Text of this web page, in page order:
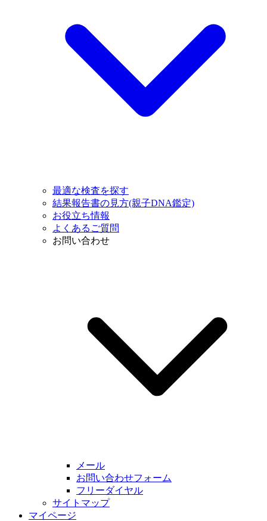
最適な検査を探す
結果報告書の見方(親子DNA鑑定)
お役立ち情報
よくあるご質問
お問い合わせ
メール
お問い合わせフォーム
フリーダイヤル
サイトマップ
マイページ